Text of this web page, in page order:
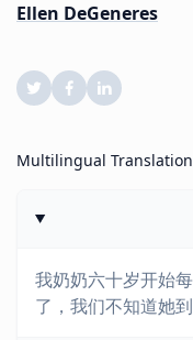
Ellen DeGeneres
Multilingual Translation
我奶奶六十岁开始
了，我们不知道她到